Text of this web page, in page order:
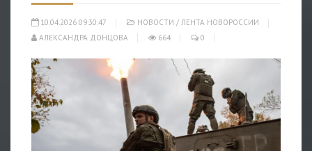
10.04.2026 09:30:47 НОВОСТИ / ЛЕНТА НОВОРОССИИ
АЛЕКСАНДРА ДОНЦОВА
664 0